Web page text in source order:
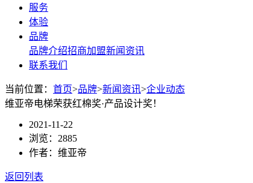
服务
体验
品牌
品牌介绍招商加盟新闻资讯
联系我们
当前位置： 首页>品牌>新闻资讯>企业动态
维亚帝电梯荣获红棉奖·产品设计奖！
2021-11-22
浏览：2885
作者：维亚帝
返回列表